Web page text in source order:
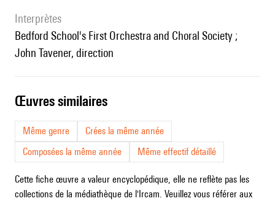
interprètes
Bedford School's First Orchestra and Choral Society ;
John Tavener, direction
œuvres similaires
Même genre
Crées la même année
Composées la même année
Même effectif détaillé
Cette fiche œuvre a valeur encyclopédique, elle ne reflète pas les
collections de la médiathèque de l'Ircam. Veuillez vous référer aux